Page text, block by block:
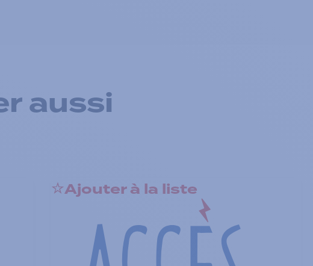
aussi
Ajouter à la liste